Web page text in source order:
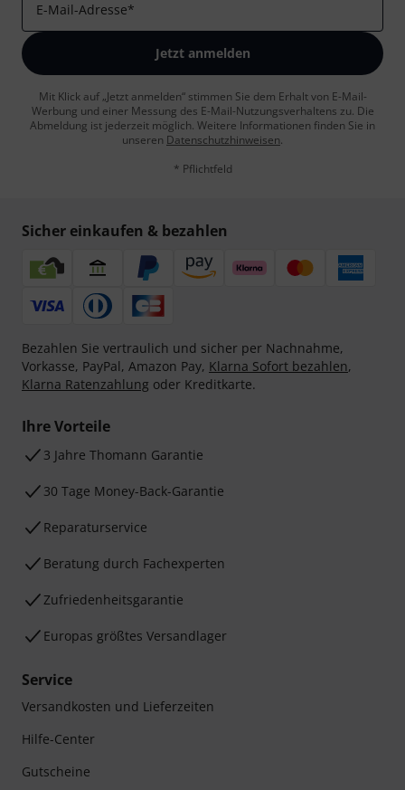
E-Mail-Adresse*
Jetzt anmelden
Mit Klick auf „Jetzt anmelden“ stimmen Sie dem Erhalt von E-Mail-
Werbung und einer Messung des E-Mail-Nutzungsverhaltens zu. Die
Abmeldung ist jederzeit möglich. Weitere Informationen finden Sie in
unseren Datenschutzhinweisen.
* Pflichtfeld
Sicher einkaufen & bezahlen
Bezahlen Sie vertraulich und sicher per Nachnahme,
Vorkasse, PayPal, Amazon Pay, Klarna Sofort bezahlen,
Klarna Ratenzahlung oder Kreditkarte.
Ihre Vorteile
3 Jahre Thomann Garantie
30 Tage Money-Back-Garantie
Reparaturservice
Beratung durch Fachexperten
Zufriedenheitsgarantie
Europas größtes Versandlager
Service
Versandkosten und Lieferzeiten
Hilfe-Center
Gutscheine